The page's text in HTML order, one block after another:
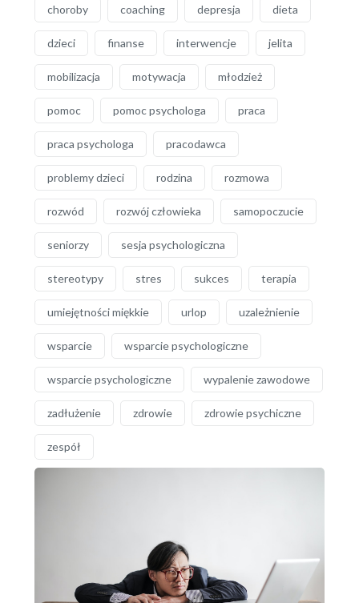
choroby coaching depresja dieta
dzieci finanse interwencje jelita
mobilizacja motywacja młodzież
pomoc pomoc psychologa praca
praca psychologa pracodawca
problemy dzieci rodzina rozmowa
rozwód rozwój człowieka samopoczucie
seniorzy sesja psychologiczna
stereotypy stres sukces terapia
umiejętności miękkie urlop uzależnienie
wsparcie wsparcie psychologiczne
wsparcie psychologiczne wypalenie zawodowe
zadłużenie zdrowie zdrowie psychiczne
zespół